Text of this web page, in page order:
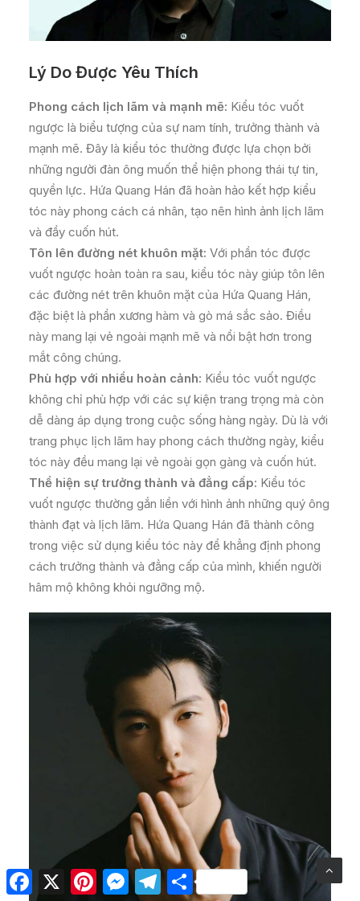
Lý Do Được Yêu Thích
Phong cách lịch lãm và mạnh mẽ: Kiểu tóc vuốt
ngược là biểu tượng của sự nam tính, trưởng thành và
mạnh mẽ. Đây là kiểu tóc thường được lựa chọn bởi
những người đàn ông muốn thể hiện phong thái tự tin,
quyền lực. Hứa Quang Hán đã hoàn hảo kết hợp kiểu
tóc này phong cách cá nhân, tạo nên hình ảnh lịch lãm
và đầy cuốn hút.
Tôn lên đường nét khuôn mặt: Với phần tóc được
vuốt ngược hoàn toàn ra sau, kiểu tóc này giúp tôn lên
các đường nét trên khuôn mặt của Hứa Quang Hán,
đặc biệt là phần xương hàm và gò má sắc sảo. Điều
này mang lại vẻ ngoài mạnh mẽ và nổi bật hơn trong
mắt công chúng.
Phù hợp với nhiều hoàn cảnh: Kiểu tóc vuốt ngược
không chỉ phù hợp với các sự kiện trang trọng mà còn
dễ dàng áp dụng trong cuộc sống hàng ngày. Dù là với
trang phục lịch lãm hay phong cách thường ngày, kiểu
tóc này đều mang lại vẻ ngoài gọn gàng và cuốn hút.
Thể hiện sự trưởng thành và đẳng cấp: Kiểu tóc
vuốt ngược thường gắn liền với hình ảnh những quý ông
thành đạt và lịch lãm. Hứa Quang Hán đã thành công
trong việc sử dụng kiểu tóc này để khẳng định phong
cách trưởng thành và đẳng cấp của mình, khiến người
hâm mộ không khỏi ngưỡng mộ.
Facebook
X PinterestMessenger
Telegram
Share